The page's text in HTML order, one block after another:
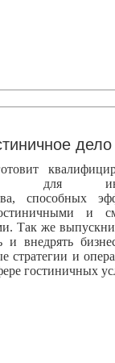
дело
для
способных
и
Так же
и внедрять
стратегии и
гостиничных